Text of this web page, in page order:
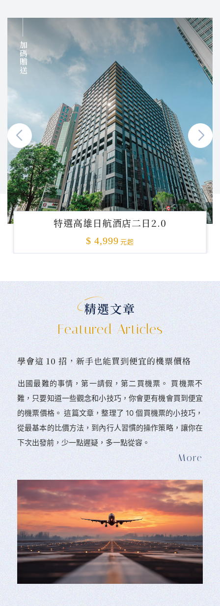
加碼贈送
特選高雄日航酒店二日2.0
$ 4,999 元起
精選文章
Featured Articles
學會這 10 招，新手也能買到便宜的機票價格
󠀠出國最難的事情，第一請假，第二買機票。 󠀠買機票不
難，只要知道一些觀念和小技巧，你會更有機會買到便宜
的機票價格。 這篇文章，整理了 10 個買機票的小技巧，
從最基本的比價方法，到內行人習慣的操作策略，讓你在
下次出發前，少一點遲疑，多一點從容。